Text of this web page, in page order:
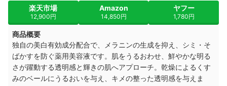
楽天市場
12,900円
Amazon
14,850円
ヤフー
1,780円
商品概要
独自の美白有効成分配合で、メラニンの生成を抑え、シミ・そ
ばかすを防ぐ薬用美容液です。肌をうるおわせ、鮮やかな明る
さが躍動する透明感と輝きの肌へアプローチ。乾燥によるくす
みのベールにうるおいを与え、キメの整った透明感を与えま